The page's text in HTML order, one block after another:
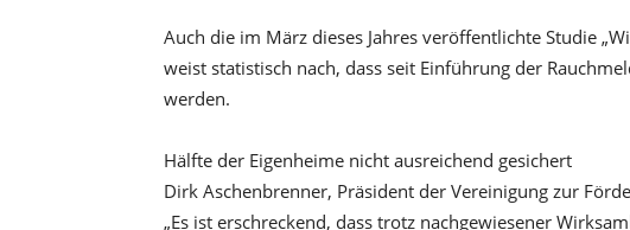
Auch die im März dieses Jahres veröffentlichte Studie
weist statistisch nach, dass seit Einführung der
werden.
Hälfte der Eigenheime nicht ausreichend gesichert
Dirk Aschenbrenner, Präsident der Vereinigung zur
„Es ist erschreckend, dass trotz nachgewiesener